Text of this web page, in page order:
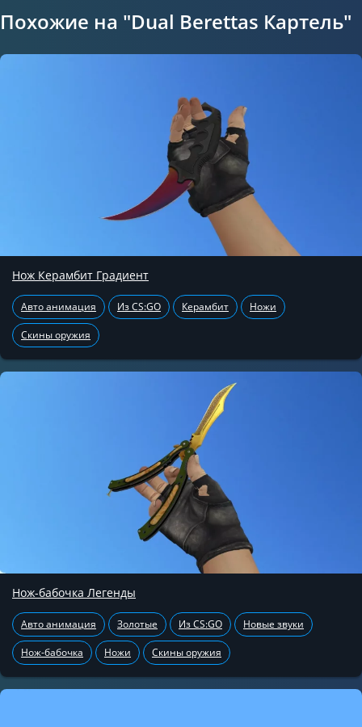
Похожие на "Dual Berettas Картель"
Нож Керамбит Градиент
Авто анимация Из CS:GO Керамбит Ножи
Скины оружия
Нож-бабочка Легенды
Авто анимация Золотые Из CS:GO Новые звуки
Нож-бабочка Ножи Скины оружия